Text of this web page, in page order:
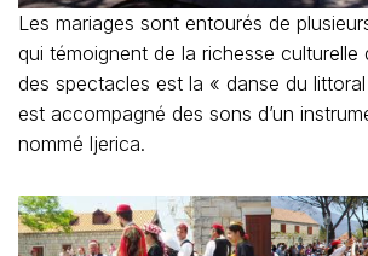
Les mariages sont entourés de
qui témoignent de la richesse culturelle
des spectacles est la « danse du
est accompagné des sons d’un
nommé ljerica.